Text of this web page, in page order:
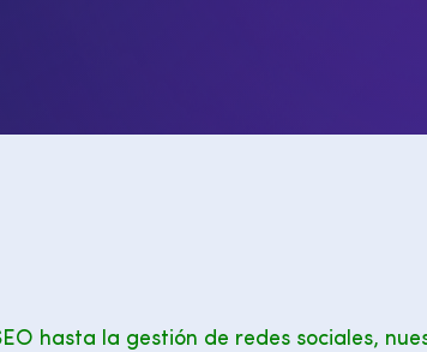
hasta la gestión de redes sociales,